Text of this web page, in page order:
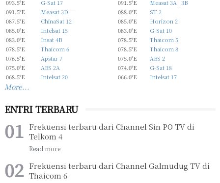
093.5°E
G-Sat 17 091.5°E Measat 3A | 3B
091.5°E
Measat 3D 088.0°E
ST 2
087.5°E
ChinaSat 12 085.0°E
Horizon 2
085.0°E
Intelsat 15 083.0°E
G-Sat 10
083.0°E
Insat 4B 078.5°E
Thaicom 5
078.5°E
Thaicom 6 078.5°E
Thaicom 8
076.5°E
Apstar 7 075.0°E
ABS 2
075.0°E
ABS 2A 074.0°E
G-Sat 18
068.5°E
Intelsat 20 066.0°E Intelsat 17
More...
ENTRI TERBARU
Frekuensi terbaru dari Channel Sin PO TV di
Telkom 4
Frekuensi terbaru dari Channel Galmudug TV di
Thaicom 6